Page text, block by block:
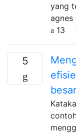
yang
13
5